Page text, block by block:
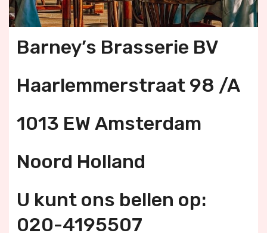
Barney’s Brasserie BV
Haarlemmerstraat 98 /A
1013 EW Amsterdam
Noord Holland
U kunt ons bellen op:
020-4195507